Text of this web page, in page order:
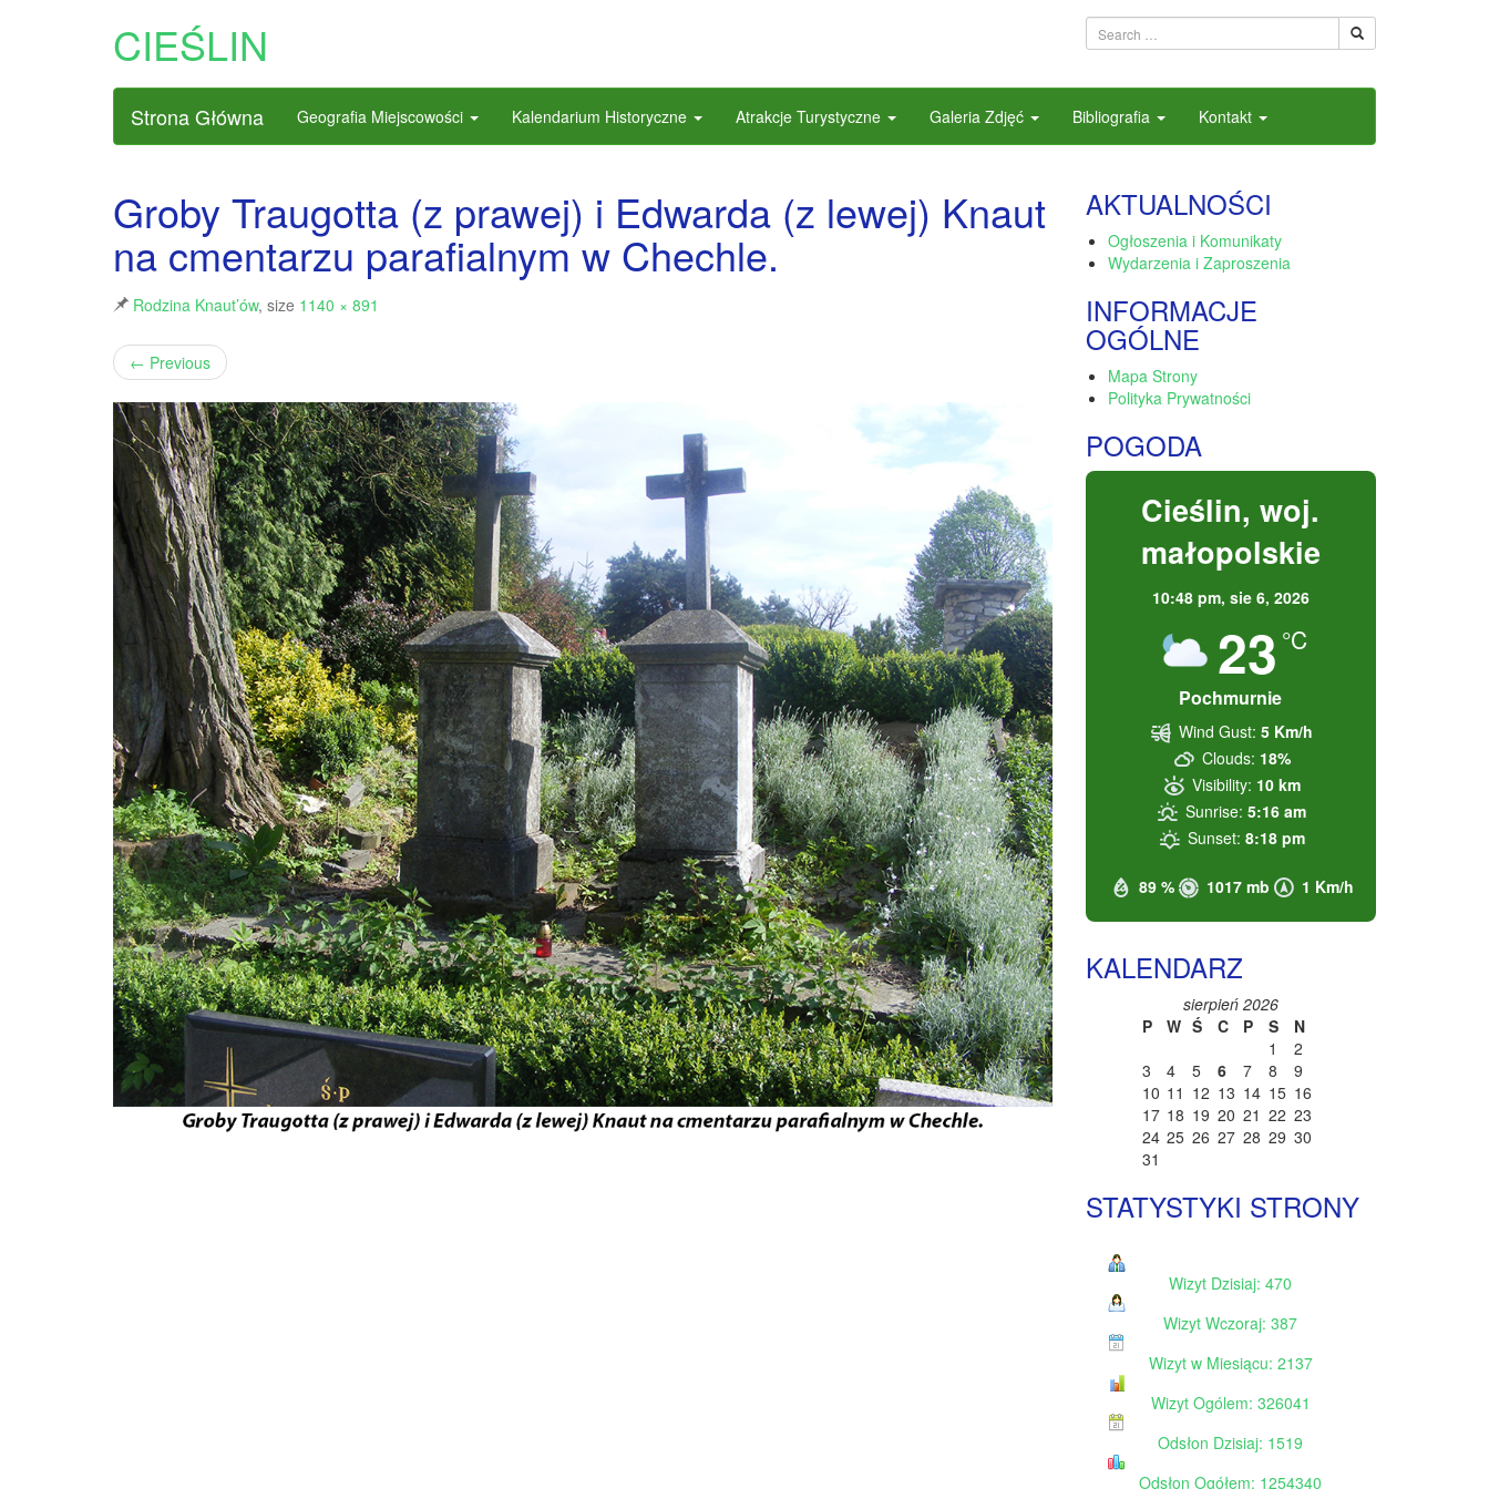
CIEŚLIN
Strona Główna Geografia Miejscowości Kalendarium Historyczne Atrakcje Turystyczne Galeria Zdjęć Bibliografia Kontakt
Groby Traugotta (z prawej) i Edwarda (z lewej) Knaut
na cmentarzu parafialnym w Chechle.
Rodzina Knaut’ów, size 1140 × 891
← Previous
AKTUALNOŚCI
Ogłoszenia i Komunikaty
Wydarzenia i Zaproszenia
INFORMACJE
OGÓLNE
Mapa Strony
Polityka Prywatności
POGODA
Cieślin, woj.
małopolskie
10:48 pm, sie 6, 2026
23 °C
Pochmurnie
89 % 1017 mb 1 Km/h
Wind Gust: 5 Km/h
Clouds: 18%
Visibility: 10 km
Sunrise: 5:16 am
Sunset: 8:18 pm
KALENDARZ
sierpień 2026
P
W Ś C P S
N
1
2
3
4 5 6 7 8
9
10 11 12 13 14 15 16
17 18 19 20 21 22 23
24 25 26 27 28 29 30
31
STATYSTYKI STRONY
Wizyt Dzisiaj: 470
Wizyt Wczoraj: 387
Wizyt w Miesiącu: 2137
Wizyt Ogólem: 326041
Odsłon Dzisiaj: 1519
Odsłon Ogółem: 1254340